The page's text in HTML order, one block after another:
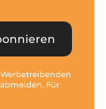
Für